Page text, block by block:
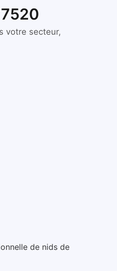
votre secteur,
de nids de